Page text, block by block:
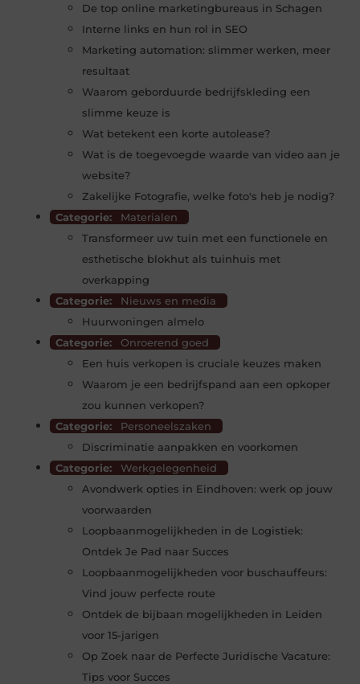
De top online marketingbureaus in Schagen
Interne links en hun rol in SEO
Marketing automation: slimmer werken, meer
resultaat
Waarom geborduurde bedrijfskleding een
slimme keuze is
Wat betekent een korte autolease?
Wat is de toegevoegde waarde van video aan je
website?
Zakelijke Fotografie, welke foto's heb je nodig?
Categorie:
Materialen
Transformeer uw tuin met een functionele en
esthetische blokhut als tuinhuis met
overkapping
Categorie:
Nieuws en media
Huurwoningen almelo
Categorie:
Onroerend goed
Een huis verkopen is cruciale keuzes maken
Waarom je een bedrijfspand aan een opkoper
zou kunnen verkopen?
Categorie:
Personeelszaken
Discriminatie aanpakken en voorkomen
Categorie:
Werkgelegenheid
Avondwerk opties in Eindhoven: werk op jouw
voorwaarden
Loopbaanmogelijkheden in de Logistiek:
Ontdek Je Pad naar Succes
Loopbaanmogelijkheden voor buschauffeurs:
Vind jouw perfecte route
Ontdek de bijbaan mogelijkheden in Leiden
voor 15-jarigen
Op Zoek naar de Perfecte Juridische Vacature:
Tips voor Succes